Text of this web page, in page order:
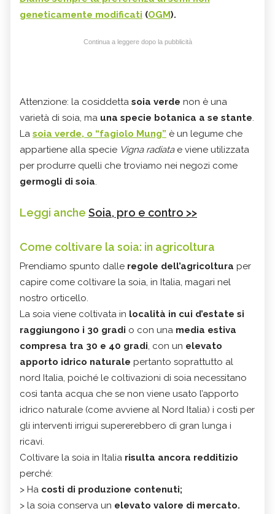
geneticamente modificati (OGM).
Continua a leggere dopo la pubblicità
Attenzione: la cosiddetta soia verde non è una
varietà di soia, ma una specie botanica a se stante.
La soia verde, o “fagiolo Mung” è un legume che
appartiene alla specie Vigna radiata e viene utilizzata
per produrre quelli che troviamo nei negozi come
germogli di soia.
Leggi anche Soia, pro e contro >>
Come coltivare la soia: in agricoltura
Prendiamo spunto dalle regole dell’agricoltura per
capire come coltivare la soia, in Italia, magari nel
nostro orticello.
La soia viene coltivata in località in cui d’estate si
raggiungono i 30 gradi o con una media estiva
compresa tra 30 e 40 gradi, con un elevato
apporto idrico naturale pertanto soprattutto al
nord Italia, poiché le coltivazioni di soia necessitano
così tanta acqua che se non viene usato l’apporto
idrico naturale (come avviene al Nord Italia) i costi per
gli interventi irrigui supererebbero di gran lunga i
ricavi.
Coltivare la soia in Italia risulta ancora redditizio
perché:
> Ha costi di produzione contenuti;
> la soia conserva un elevato valore di mercato.